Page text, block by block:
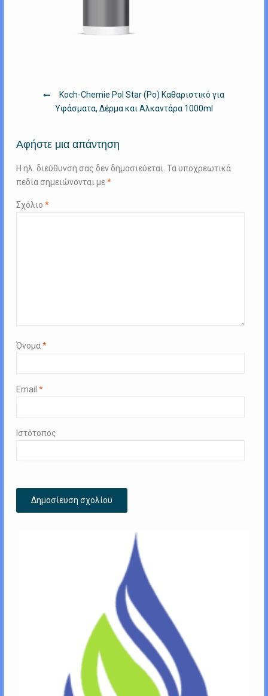
Πλοήγηση
άρθρων
Koch-Chemie Pol Star (Po) Καθαριστικό για
Υφάσματα, Δέρμα και Αλκαντάρα 1000ml
Αφήστε μια απάντηση
Η ηλ. διεύθυνση σας δεν δημοσιεύεται. Τα υποχρεωτικά
πεδία σημειώνονται με*
Σχόλιο *
Όνομα*
Email *
Ιστότοπος